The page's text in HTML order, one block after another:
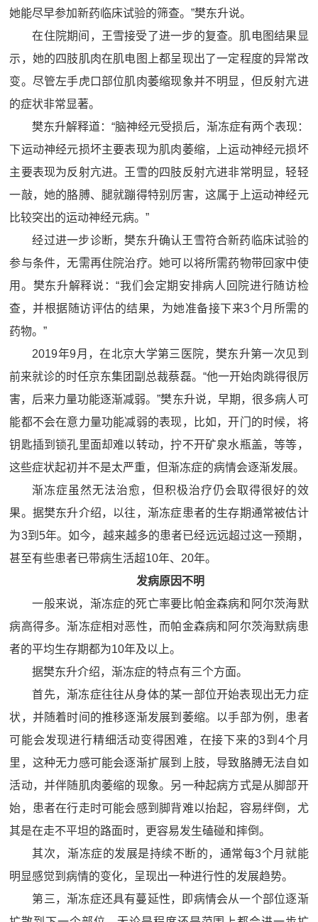
她能尽早参加新药临床试验的筛查。”樊东升说。
在住院期间，王雪接受了进一步的复查。肌电图结果显
示，她的四肢肌肉在肌电图上都呈现出了一定程度的异常改
变。尽管左手虎口部位肌肉萎缩现象并不明显，但反射亢进
的症状非常显著。
樊东升解释道：“脑神经元受损后，渐冻症有两个表现：
下运动神经元损坏主要表现为肌肉萎缩，上运动神经元损坏
主要表现为反射亢进。王雪的四肢反射亢进非常明显，轻轻
一敲，她的胳膊、腿就蹦得特别厉害，这属于上运动神经元
比较突出的运动神经元病。”
经过进一步诊断，樊东升确认王雪符合新药临床试验的
参与条件，无需再住院治疗。她可以将所需药物带回家中使
用。樊东升解释说：“我们会定期安排病人回院进行随访检
查，并根据随访评估的结果，为她准备接下来3个月所需的
药物。”
2019年9月，在北京大学第三医院，樊东升第一次见到
前来就诊的时任京东集团副总裁蔡磊。“他一开始肉跳得很厉
害，后来力量功能逐渐减弱。”樊东升说，早期，很多病人可
能都不会在意力量功能减弱的表现，比如，开门的时候，将
钥匙插到锁孔里面却难以转动，拧不开矿泉水瓶盖，等等，
这些症状起初并不是太严重，但渐冻症的病情会逐渐发展。
渐冻症虽然无法治愈，但积极治疗仍会取得很好的效
果。据樊东升介绍，以往，渐冻症患者的生存期通常被估计
为3到5年。如今，越来越多的患者已经远远超过这一预期，
甚至有些患者已带病生活超10年、20年。
发病原因不明
一般来说，渐冻症的死亡率要比帕金森病和阿尔茨海默
病高得多。渐冻症相对恶性，而帕金森病和阿尔茨海默病患
者的平均生存期都为10年及以上。
据樊东升介绍，渐冻症的特点有三个方面。
首先，渐冻症往往从身体的某一部位开始表现出无力症
状，并随着时间的推移逐渐发展到萎缩。以手部为例，患者
可能会发现进行精细活动变得困难，在接下来的3到4个月
里，这种无力感可能会逐渐扩展到上肢，导致胳膊无法自如
活动，并伴随肌肉萎缩的现象。另一种起病方式是从脚部开
始，患者在行走时可能会感到脚背难以抬起，容易绊倒，尤
其是在走不平坦的路面时，更容易发生磕碰和摔倒。
其次，渐冻症的发展是持续不断的，通常每3个月就能
明显感觉到病情的变化，呈现出一种进行性的发展趋势。
第三，渐冻症还具有蔓延性，即病情会从一个部位逐渐